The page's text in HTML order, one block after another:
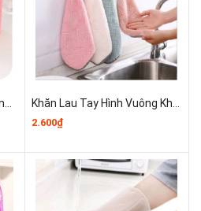
Cuộn Khăn Lau Bếp 50 Miếng A3832 Khăn Lau Tay Hình Vuông Khăn Lau Bếp Vệ Sinh A3842
2.600₫